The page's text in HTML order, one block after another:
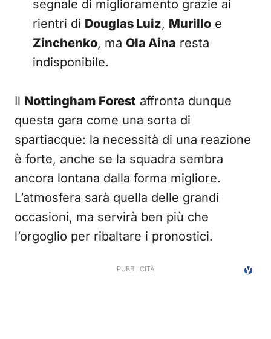
segnale di miglioramento grazie ai
rientri di Douglas Luiz, Murillo e
Zinchenko, ma Ola Aina resta
indisponibile.
Il Nottingham Forest affronta dunque
questa gara come una sorta di
spartiacque: la necessità di una reazione
è forte, anche se la squadra sembra
ancora lontana dalla forma migliore.
L’atmosfera sarà quella delle grandi
occasioni, ma servirà ben più che
l’orgoglio per ribaltare i pronostici.